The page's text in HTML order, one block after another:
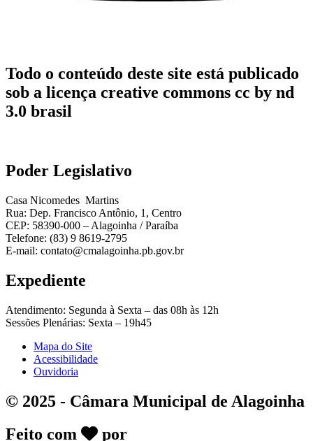
Todo o conteúdo deste site está publicado
sob a licença creative commons cc by nd
3.0 brasil
Poder Legislativo
Casa Nicomedes Martins
Rua: Dep. Francisco Antônio, 1, Centro
CEP: 58390-000 – Alagoinha / Paraíba
Telefone: (83) 9 8619-2795
E-mail: contato@cmalagoinha.pb.gov.br
Expediente
Atendimento: Segunda à Sexta – das 08h às 12h
Sessões Plenárias: Sexta – 19h45
Mapa do Site
Acessibilidade
Ouvidoria
© 2025 - Câmara Municipal de Alagoinha
Feito com
por